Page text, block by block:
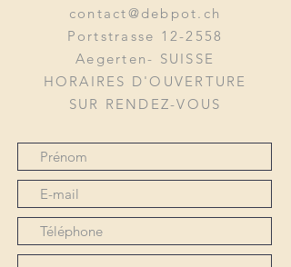
contact@debpot.ch
Portstrasse 12-2558
Aegerten- SUISSE
HORAIRES D'OUVERTURE
SUR RENDEZ-VOUS